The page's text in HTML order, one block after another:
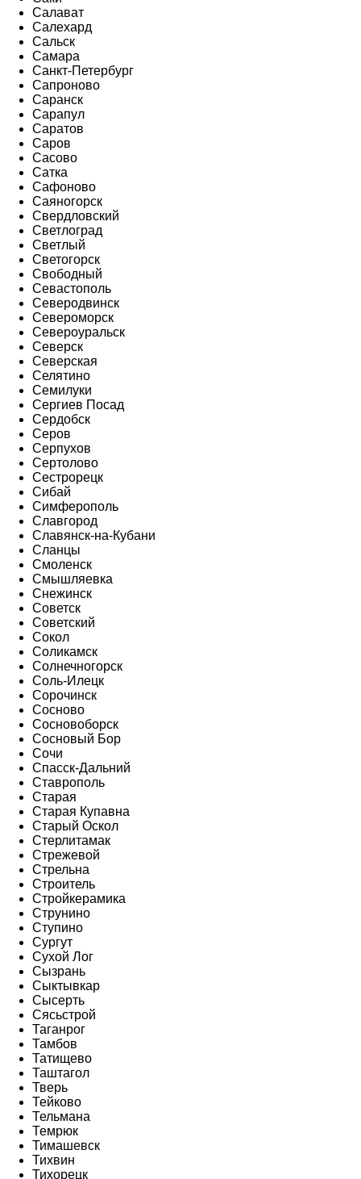
Салават
Салехард
Сальск
Самара
Санкт-Петербург
Сапроново
Саранск
Сарапул
Саратов
Саров
Сасово
Сатка
Сафоново
Саяногорск
Свердловский
Светлоград
Светлый
Светогорск
Свободный
Севастополь
Северодвинск
Североморск
Североуральск
Северск
Северская
Селятино
Семилуки
Сергиев Посад
Сердобск
Серов
Серпухов
Сертолово
Сестрорецк
Сибай
Симферополь
Славгород
Славянск-на-Кубани
Сланцы
Смоленск
Смышляевка
Снежинск
Советск
Советский
Сокол
Соликамск
Солнечногорск
Соль-Илецк
Сорочинск
Сосново
Сосновоборск
Сосновый Бор
Сочи
Спасск-Дальний
Ставрополь
Старая
Старая Купавна
Старый Оскол
Стерлитамак
Стрежевой
Стрельна
Строитель
Стройкерамика
Струнино
Ступино
Сургут
Сухой Лог
Сызрань
Сыктывкар
Сысерть
Сясьстрой
Таганрог
Тамбов
Татищево
Таштагол
Тверь
Тейково
Тельмана
Темрюк
Тимашевск
Тихвин
Тихорецк